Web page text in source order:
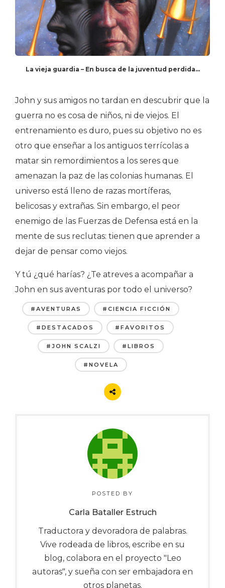
La vieja guardia – En busca de la juventud perdida…
John y sus amigos no tardan en descubrir que la
guerra no es cosa de niños, ni de viejos. El
entrenamiento es duro, pues su objetivo no es
otro que enseñar a los antiguos terrícolas a
matar sin remordimientos a los seres que
amenazan la paz de las colonias humanas. El
universo está lleno de razas mortíferas,
belicosas y extrañas. Sin embargo, el peor
enemigo de las Fuerzas de Defensa está en la
mente de sus reclutas: tienen que aprender a
dejar de pensar como viejos.
Y tú ¿qué harías? ¿Te atreves a acompañar a
John en sus aventuras por todo el universo?
#AVENTURAS #CIENCIA FICCIÓN
#DESTACADOS #FAVORITOS
#JOHN SCALZI #LIBROS
#NOVELA
POSTED BY
Carla Bataller Estruch
Traductora y devoradora de palabras.
Vive rodeada de libros, escribe en su
blog, colabora en el proyecto "Leo
autoras", y sueña con ser embajadora en
otros planetas.